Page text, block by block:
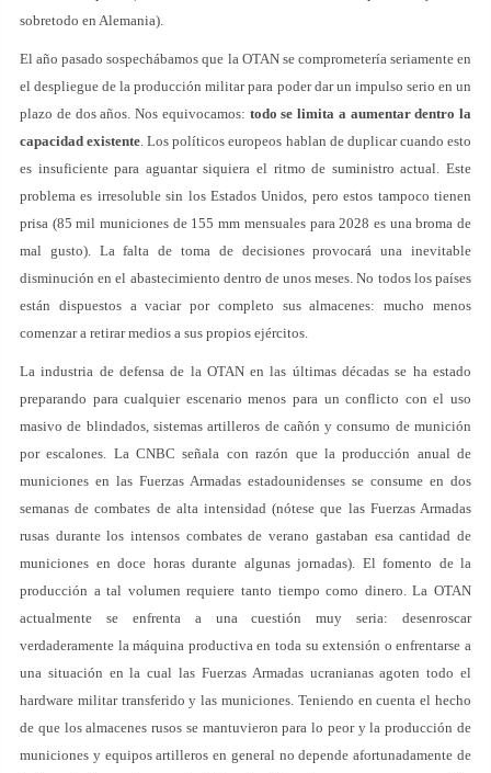
sobretodo en Alemania).
El año pasado sospechábamos que la OTAN se comprometería seriamente en
el despliegue de la producción militar para poder dar un impulso serio en un
plazo de dos años. Nos equivocamos: todo se limita a aumentar dentro la
capacidad existente. Los políticos europeos hablan de duplicar cuando esto
es insuficiente para aguantar siquiera el ritmo de suministro actual. Este
problema es irresoluble sin los Estados Unidos, pero estos tampoco tienen
prisa (85 mil municiones de 155 mm mensuales para 2028 es una broma de
mal gusto). La falta de toma de decisiones provocará una inevitable
disminución en el abastecimiento dentro de unos meses. No todos los países
están dispuestos a vaciar por completo sus almacenes: mucho menos
comenzar a retirar medios a sus propios ejércitos.
La industria de defensa de la OTAN en las últimas décadas se ha estado
preparando para cualquier escenario menos para un conflicto con el uso
masivo de blindados, sistemas artilleros de cañón y consumo de munición
por escalones. La CNBC señala con razón que la producción anual de
municiones en las Fuerzas Armadas estadounidenses se consume en dos
semanas de combates de alta intensidad (nótese que las Fuerzas Armadas
rusas durante los intensos combates de verano gastaban esa cantidad de
municiones en doce horas durante algunas jornadas). El fomento de la
producción a tal volumen requiere tanto tiempo como dinero. La OTAN
actualmente se enfrenta a una cuestión muy seria: desenroscar
verdaderamente la máquina productiva en toda su extensión o enfrentarse a
una situación en la cual las Fuerzas Armadas ucranianas agoten todo el
hardware militar transferido y las municiones. Teniendo en cuenta el hecho
de que los almacenes rusos se mantuvieron para lo peor y la producción de
municiones y equipos artilleros en general no depende afortunadamente de